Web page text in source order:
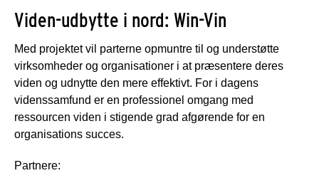
Viden-udbytte i nord: Win-Vin
Med projektet vil parterne opmuntre til og understøtte
virksomheder og organisationer i at præsentere deres
viden og udnytte den mere effektivt. For i dagens
videnssamfund er en professionel omgang med
ressourcen viden i stigende grad afgørende for en
organisations succes.
Partnere: